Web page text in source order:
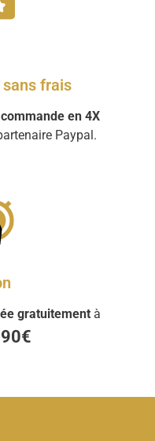
frais
en 4X
Paypal.
gratuitement à